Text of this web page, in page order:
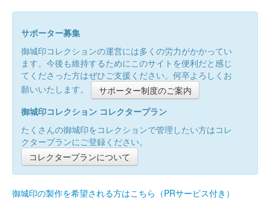
サポーター募集
御城印コレクションの運営には多くの労力がかかってい
ます。今後も維持するためにこのサイトを便利だと感じ
てくださった方はぜひご支援ください。何卒よろしくお
願いいたします。
サポーター制度のご案内
御城印コレクション コレクタープラン
たくさんの御城印をコレクションで管理したい方はコレ
クタープランにご登録ください。
コレクタープランについて
御城印の製作を希望される方はこちら（PRサービス付き）